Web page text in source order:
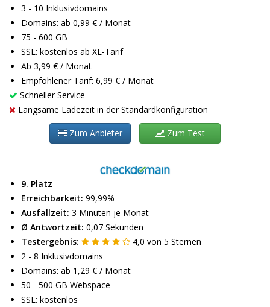
3 - 10 Inklusivdomains
Domains: ab 0,99 € / Monat
75 - 600 GB
SSL: kostenlos ab XL-Tarif
Ab 3,99 € / Monat
Empfohlener Tarif: 6,99 € / Monat
Schneller Service
Langsame Ladezeit in der Standardkonfiguration
Zum Anbieter Zum Test
9. Platz
Erreichbarkeit: 99,99%
Ausfallzeit: 3 Minuten je Monat
Ø Antwortzeit: 0,07 Sekunden
Testergebnis:
4,0 von 5 Sternen
2 - 8 Inklusivdomains
Domains: ab 1,29 € / Monat
50 - 500 GB Webspace
SSL: kostenlos